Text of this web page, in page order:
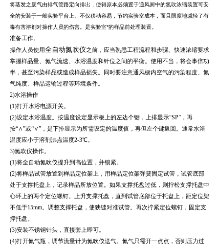
将蒸发之废气由排气管路定向排出，使得原本必须置于通风厨中的氮吹浓缩装置可安
全的安装于一般实验平台上。不仅移动容易，节约实验室成本，而且限度地减轻了有
毒有害溶剂对操作人员的伤害。是实验室*的样品前处理装置。
准备工作。
操作人员使用全自动氮吹仪之前，应当熟悉工程流程和步骤。快速浓缩要求
掌握样品量、氮气流速、水浴温度和针位之间的平衡。使用不当，将会事倍功
半，甚至污染样品或造成样品损失。同时要注意通风橱内空气的污染程度、氮
气纯度、样品运输过程等环境条件。
2)水浴操作
(1)打开水浴电源开关。
(2)设定水浴温度。按温度设定显示板上的左边个键，上排显示“SP”，再
按“∧”或“∨”，是下排显示为所需设定的温度值，再但左个键返回。通常水浴
温度应小于溶剂沸点温度2-3℃。
3)氮吹仪操作。
(1)将全自动氮吹仪提升到高位置，并锁紧。
(2)将样品试管放置到样品定位架上，用样品定位架弹簧固定试管，试管底部
处于支撑托盘上，记录样品所放位置。如果支撑托盘过低，则拧松支撑托盘中
心环上的两个定位螺钉。上升支撑托盘，直到试管底部位于托盘上，距定位架
不低于15mm。调整支撑托盘，使狭缝对准试管。再次拧紧定位螺钉，固定支
撑托盘。
(3)安装不锈钢针头，直接套上即可。
(4)打开氮气瓶，调节流量计为氮吹仪送气。氮气只需开一点点，否则压力过